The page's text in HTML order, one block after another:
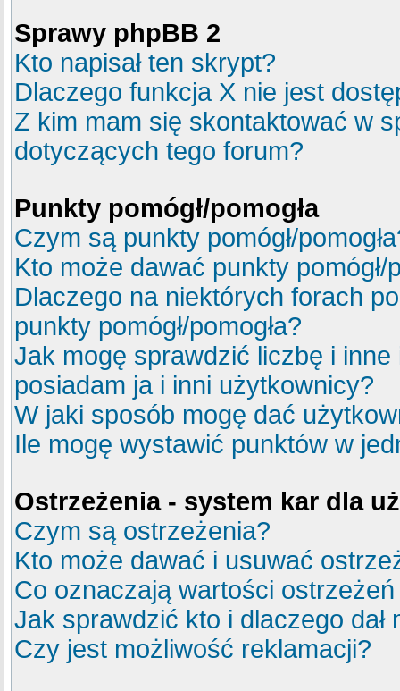
Sprawy phpBB 2
Kto napisał ten skrypt?
Dlaczego funkcja X nie jest
Z kim mam się skontaktować w
dotyczących tego forum?
Punkty pomógł/pomogła
Czym są punkty pomógł/
Kto może dawać punkty pomógł/
Dlaczego na niektórych forach
punkty pomógł/pomogła?
Jak mogę sprawdzić liczbę i
posiadam ja i inni użytkownicy?
W jaki sposób mogę dać
Ile mogę wystawić punktów w
Ostrzeżenia - system kar dla
Czym są ostrzeżenia?
Kto może dawać i usuwać
Co oznaczają wartości
Jak sprawdzić kto i dlaczego dał
Czy jest możliwość reklamacji?